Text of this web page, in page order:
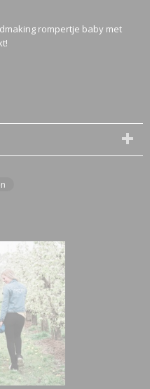
rompertje baby met